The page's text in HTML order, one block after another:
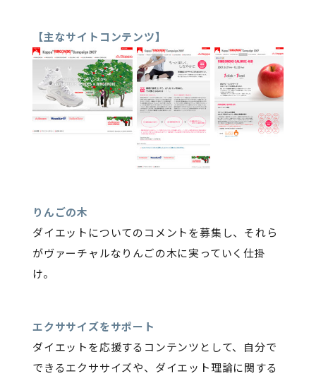
【主なサイトコンテンツ】
りんごの木
ダイエットについてのコメントを募集し、それら
がヴァーチャルなりんごの木に実っていく仕掛
け。
エクササイズをサポート
ダイエットを応援するコンテンツとして、自分で
できるエクササイズや、ダイエット理論に関する